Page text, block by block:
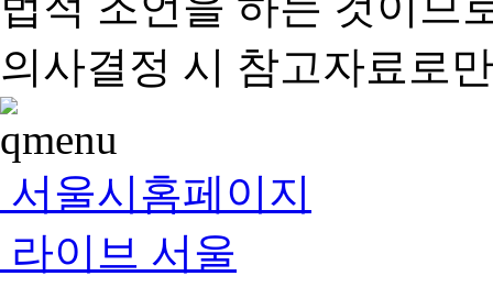
서울시홈페이지
라이브 서울